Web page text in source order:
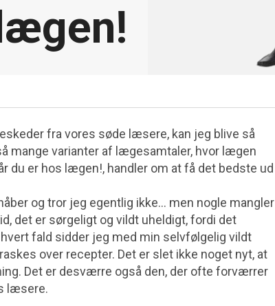
fra vores søde læsere, kan jeg blive så
mange varianter af lægesamtaler, hvor lægen
du er hos lægen!, handler om at få det bedste ud
og tror jeg egentlig ikke… men nogle mangler
det er sørgeligt og vildt uheldigt, fordi det
fald sidder jeg med min selvfølgelig vildt
over recepter. Det er slet ikke noget nyt, at
Det er desværre også den, der ofte forværrer
læsere.